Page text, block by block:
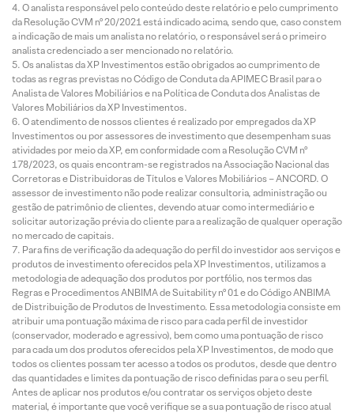
O analista responsável pelo conteúdo deste relatório e pelo cumprimento
da Resolução CVM nº 20/2021 está indicado acima, sendo que, caso constem
a indicação de mais um analista no relatório, o responsável será o primeiro
analista credenciado a ser mencionado no relatório.
Os analistas da XP Investimentos estão obrigados ao cumprimento de
todas as regras previstas no Código de Conduta da APIMEC Brasil para o
Analista de Valores Mobiliários e na Política de Conduta dos Analistas de
Valores Mobiliários da XP Investimentos.
O atendimento de nossos clientes é realizado por empregados da XP
Investimentos ou por assessores de investimento que desempenham suas
atividades por meio da XP, em conformidade com a Resolução CVM nº
178/2023, os quais encontram-se registrados na Associação Nacional das
Corretoras e Distribuidoras de Títulos e Valores Mobiliários – ANCORD. O
assessor de investimento não pode realizar consultoria, administração ou
gestão de patrimônio de clientes, devendo atuar como intermediário e
solicitar autorização prévia do cliente para a realização de qualquer operação
no mercado de capitais.
Para fins de verificação da adequação do perfil do investidor aos serviços e
produtos de investimento oferecidos pela XP Investimentos, utilizamos a
metodologia de adequação dos produtos por portfólio, nos termos das
Regras e Procedimentos ANBIMA de Suitability nº 01 e do Código ANBIMA
de Distribuição de Produtos de Investimento. Essa metodologia consiste em
atribuir uma pontuação máxima de risco para cada perfil de investidor
(conservador, moderado e agressivo), bem como uma pontuação de risco
para cada um dos produtos oferecidos pela XP Investimentos, de modo que
todos os clientes possam ter acesso a todos os produtos, desde que dentro
das quantidades e limites da pontuação de risco definidas para o seu perfil.
Antes de aplicar nos produtos e/ou contratar os serviços objeto deste
material, é importante que você verifique se a sua pontuação de risco atual